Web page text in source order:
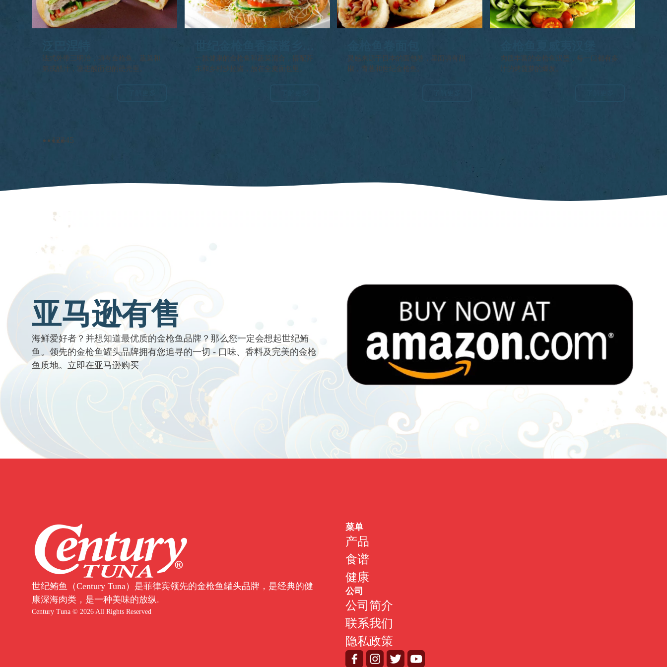
法式外带三明治，填有金枪鱼、蔬菜和
第戎醋汁，塞进酸面包的硬壳里。
世纪金枪鱼香蒜酱乡村
沙拉酱三明治
一款健康的金枪鱼和蔬菜混合，搭配芥
末和乡村沙拉酱，放在全麦面包里。
灵感来源于日本的面包卷，里面填有甜
椒，青葱和世纪金枪鱼。
肉质丰富的金枪鱼汉堡，每一口都有多
汁的烤菠萝的爆发。
1 2345
亚马逊有售
海鲜爱好者？并想知道最优质的金枪鱼品牌？那么您一定会想起世纪鲔
鱼。领先的金枪鱼罐头品牌拥有您追寻的一切 - 口味、香料及完美的金枪
鱼质地。立即在亚马逊购买
世纪鲔鱼（Century Tuna）是菲律宾领先的金枪鱼罐头品牌，是经典的健
康深海肉类，是一种美味的放纵.
Century Tuna © 2026 All Rights Reserved
菜单
产品
食谱
健康
公司
公司简介
联系我们
隐私政策